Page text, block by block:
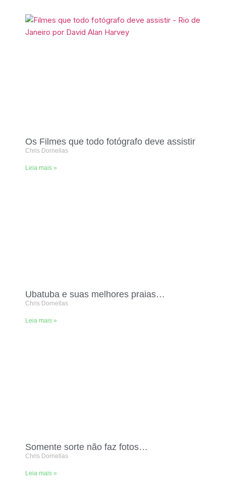
Os Filmes que todo fotógrafo deve assistir
Chris Dornellas
Leia mais »
Ubatuba e suas melhores praias…
Chris Dornellas
Leia mais »
Somente sorte não faz fotos…
Chris Dornellas
Leia mais »